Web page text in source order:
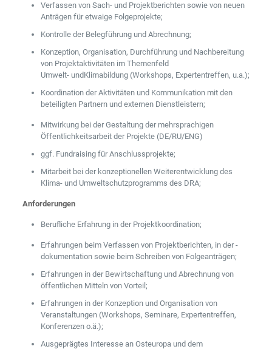
Verfassen von Sach- und Projektberichten sowie von neuen
Anträgen für etwaige Folgeprojekte;
Kontrolle der Belegführung und Abrechnung;
Konzeption, Organisation, Durchführung und Nachbereitung
von Projektaktivitäten im Themenfeld
Umwelt- undKlimabildung (Workshops, Expertentreffen, u.a.);
Koordination der Aktivitäten und Kommunikation mit den
beteiligten Partnern und externen Dienstleistern;
Mitwirkung bei der Gestaltung der mehrsprachigen
Öffentlichkeitsarbeit der Projekte (DE/RU/ENG)
ggf. Fundraising für Anschlussprojekte;
Mitarbeit bei der konzeptionellen Weiterentwicklung des
Klima- und Umweltschutzprogramms des DRA;
Anforderungen
Berufliche Erfahrung in der Projektkoordination;
Erfahrungen beim Verfassen von Projektberichten, in der -
dokumentation sowie beim Schreiben von Folgeanträgen;
Erfahrungen in der Bewirtschaftung und Abrechnung von
öffentlichen Mitteln von Vorteil;
Erfahrungen in der Konzeption und Organisation von
Veranstaltungen (Workshops, Seminare, Expertentreffen,
Konferenzen o.ä.);
Ausgeprägtes Interesse an Osteuropa und dem